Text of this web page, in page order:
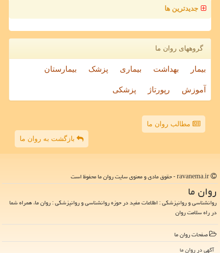
جدیدترین ها
گروههای روان ما
بیمار بهداشت بیماری پزشک بیمارستان
آموزش رپورتاژ پزشکی
مطالب روان ما
بازگشت به روان ما
روان ما
روانشناسی و روانپزشکی : اطلاعات مفید در حوزه روانشناسی و روانپزشکی : روان ما، همراه شما
در راه سلامت روان
صفحات روان ما
آگهی در روان ما